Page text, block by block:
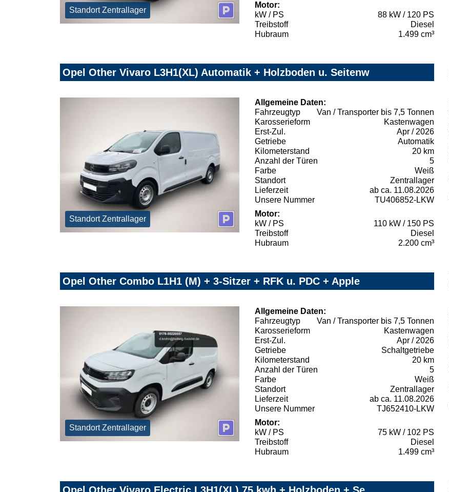
Standort Zentrallager
Motor:
kW / PS
88 kW / 120 PS
Treibstoff
Diesel
Hubraum
1.499 cm³
Opel Other Vivaro L3H1(XL) Automatik + Holzboden u. Seitenw
Standort Zentrallager
Allgemeine Daten:
Fahrzeugtyp
Van / Transporter bis 7,5 Tonnen
Karosserieform
Kastenwagen
Erst-Zul.
Apr / 2026
Getriebe
Automatik
Kilometerstand
20 km
Anzahl der Türen
5
Farbe
Weiß
Standort
Zentrallager
Lieferzeit
ab ca. 11.08.2026
Unsere Nummer
TU406852-LKW
Motor:
kW / PS
110 kW / 150 PS
Treibstoff
Diesel
Hubraum
2.200 cm³
Opel Other Combo L1H1 (M) + 3-Sitzer + RFK u. PDC + Apple
Standort Zentrallager
Allgemeine Daten:
Fahrzeugtyp
Van / Transporter bis 7,5 Tonnen
Karosserieform
Kastenwagen
Erst-Zul.
Apr / 2026
Getriebe
Schaltgetriebe
Kilometerstand
20 km
Anzahl der Türen
5
Farbe
Weiß
Standort
Zentrallager
Lieferzeit
ab ca. 11.08.2026
Unsere Nummer
TJ652410-LKW
Motor:
kW / PS
75 kW / 102 PS
Treibstoff
Diesel
Hubraum
1.499 cm³